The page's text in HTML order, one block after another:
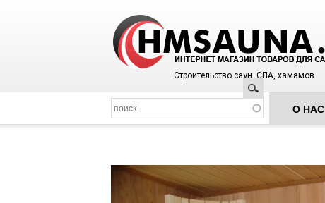
Строительство саун, СПА, хамамов
Поиск
О НАС